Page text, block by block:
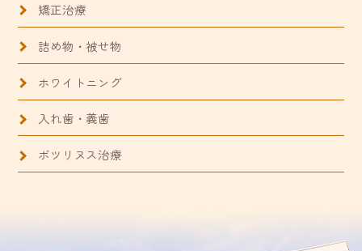
矯正治療
詰め物・被せ物
ホワイトニング
入れ歯・義歯
ボツリヌス治療